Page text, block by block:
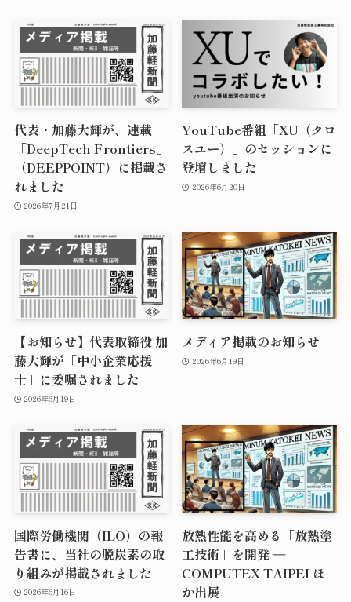
代表・加藤大輝が、連載
「DeepTech Frontiers」
（DEEPPOINT）に掲載さ
れました
2026年7月21日
YouTube番組「XU（クロ
スユー）」のセッションに
登壇しました
2026年6月20日
【お知らせ】代表取締役 加
藤大輝が「中小企業応援
士」に委嘱されました
2026年6月19日
メディア掲載のお知らせ
2026年6月19日
国際労働機関（ILO）の報
告書に、当社の脱炭素の取
り組みが掲載されました
2026年6月16日
放熱性能を高める「放熱塗
工技術」を開発 ―
COMPUTEX TAIPEI ほ
か出展